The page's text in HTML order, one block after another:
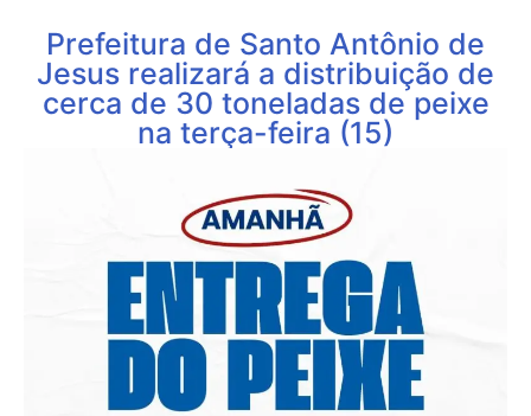
Prefeitura de Santo Antônio de
Jesus realizará a distribuição de
cerca de 30 toneladas de peixe
na terça-feira (15)